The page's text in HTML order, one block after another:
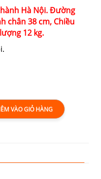
Hà Nội. Đường
chân38 cm, Chiều
12 kg.
VÀO GIỎ HÀNG